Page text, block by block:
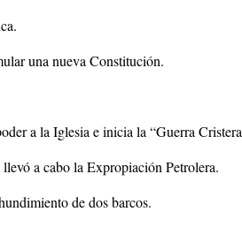
una nueva Constitución.
a la Iglesia e inicia la “Guerra Cristera
a cabo la Expropiación Petrolera.
de dos barcos.